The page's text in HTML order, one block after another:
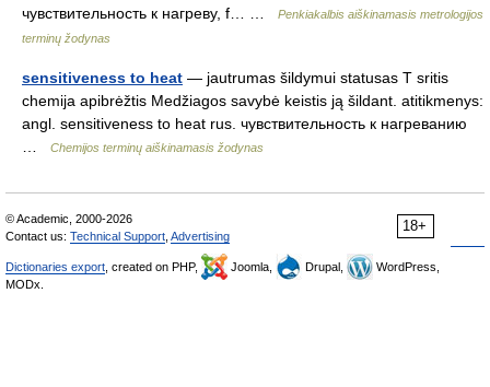
чувствительность к нагреву, f… …
Penkiakalbis aiškinamasis metrologijos
terminų žodynas
sensitiveness to heat — jautrumas šildymui statusas T sritis
chemija apibrėžtis Medžiagos savybė keistis ją šildant. atitikmenys:
angl. sensitiveness to heat rus. чувствительность к нагреванию
Chemijos terminų aiškinamasis žodynas
18+
© Academic, 2000-2026
Contact us: Technical Support Advertising
Dictionaries export , created on PHP, Joomla, Drupal,
WordPress,
MODx.